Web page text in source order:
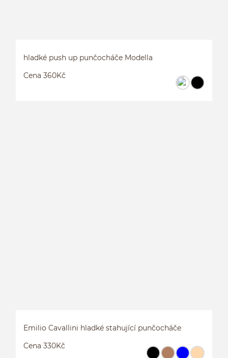
hladké push up punčocháče Modella
Cena 360Kč
Emilio Cavallini hladké stahující punčocháče
Cena 330Kč